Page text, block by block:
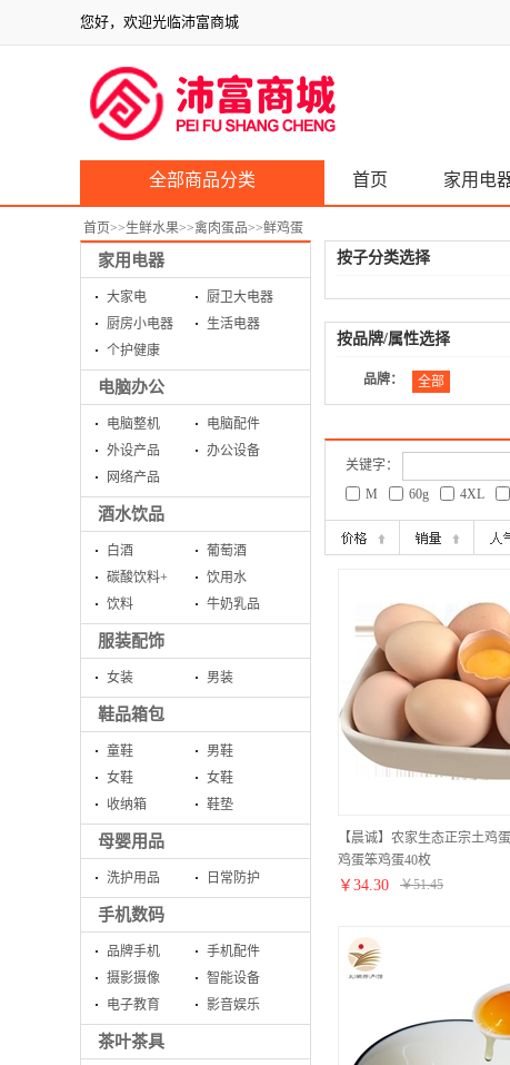
您好，欢迎光临沛富商城
全部商品分类 首页 家用电
首页>>生鲜水果>>禽肉蛋品>>鲜鸡蛋
家用电器
大家电
厨卫大电器
厨房小电器
生活电器
个护健康
电脑办公
电脑整机
电脑配件
外设产品
办公设备
网络产品
酒水饮品
白酒
葡萄酒
碳酸饮料+
饮用水
饮料
牛奶乳品
服装配饰
女装 男装
鞋品箱包
童鞋
男鞋
女鞋
女鞋
收纳箱
鞋垫
母婴用品
洗护用品 日常防护
手机数码
品牌手机
手机配件
摄影摄像
智能设备
电子教育
影音娱乐
茶叶茶具
按子分类选择
按品牌/属性选择
品牌： 全部
关键字：
M
60g 4XL
【晨诚】农家生态正宗土鸡
鸡蛋笨鸡蛋40枚
￥ 34.30 ￥51.45